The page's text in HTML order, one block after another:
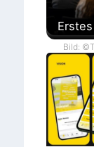
Bild: